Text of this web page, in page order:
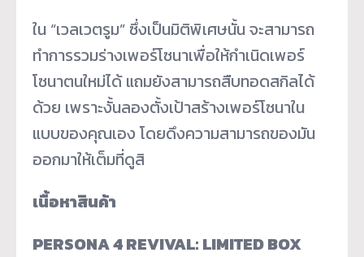
ใน “เวลเวตรูม” ซึ่งเป็นมิติพิเศษนั้น จะสามารถ
ทำการรวมร่างเพอร์โซนาเพื่อให้กำเนิดเพอร์
โซนาตนใหม่ได้ แถมยังสามารถสืบทอดสกิลได้
ด้วย เพราะงั้นลองตั้งเป้าสร้างเพอร์โซนาใน
แบบของคุณเอง โดยดึงความสามารถของมัน
ออกมาให้เต็มที่ดูสิ
เนื้อหาสินค้า
PERSONA 4 REVIVAL: LIMITED BOX